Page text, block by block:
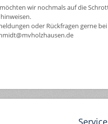
wir nochmals auf die
oder Rückfragen gerne bei